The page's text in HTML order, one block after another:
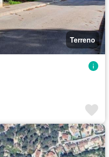
Terreno